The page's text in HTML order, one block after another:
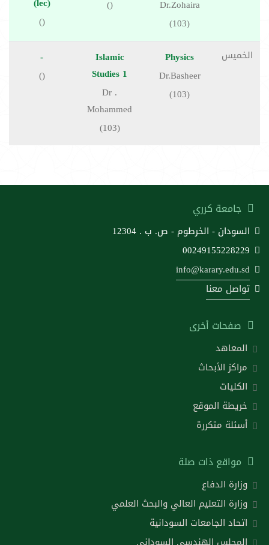
Dr.Zohaira
(103)
()
()
الخميس
Physics
Dr.Basheer
(103)
Islamic
Studies 1
Dr .
Mohammed
(103)
-
()
جامعة كرري
السودان - الخرطوم - ص. ب . 12304
00249155228229
info@karary.edu.sd
تواصل معنا
صفحات أخرى
المعاهد
مراكز الأبحاث
الكليات
خريطة الموقع
أسئلة متكررة
مواقع ذات صلة
وزارة الدفاع
وزارة التعليم العالي والبحث العلمي
اتحاد الجامعات السودانية